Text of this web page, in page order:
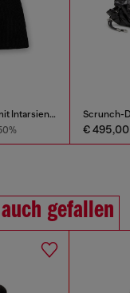
Mini-Kleid aus Wolle mit Intarsienmuster
€ 495,00
gefallen